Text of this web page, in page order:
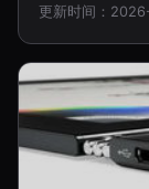
更新时间：